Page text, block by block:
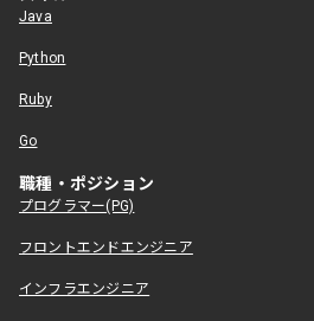
Java
Python
Ruby
Go
職種・ポジション
プログラマー(PG)
フロントエンドエンジニア
インフラエンジニア